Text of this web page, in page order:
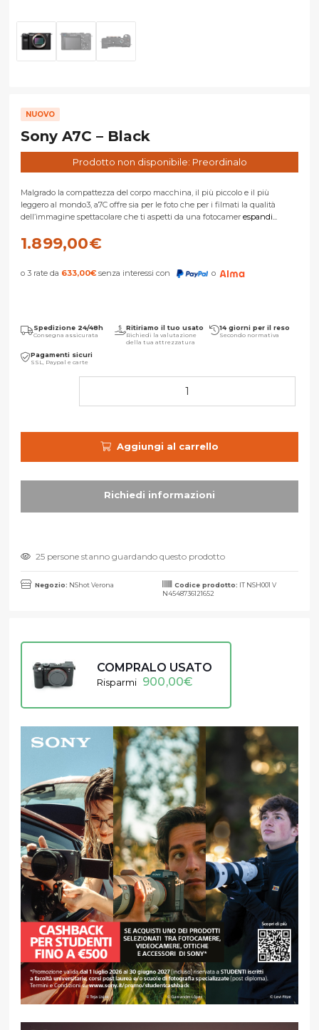
NUOVO
Sony A7C – Black
Prodotto non disponibile: Preordinalo
Malgrado la compattezza del corpo macchina, il più piccolo e il più
leggero al mondo3, a7C offre sia per le foto che per i filmati la qualità
dell’immagine spettacolare che ti aspetti da una fotocamer espandi...
1.899,00€
o 3 rate da 633,00€ senza interessi con o
Spedizione 24/48h
Consegna assicurata
Ritiriamo il tuo usato
Richiedi la valutazione
della tua attrezzatura
14 giorni per il reso
Secondo normativa
Pagamenti sicuri
SSL, Paypal e carte
Aggiungi al carrello
25 persone stanno guardando questo prodotto
Negozio: NShot Verona Codice prodotto: IT NSH001 V
N4548736121652
COMPRALO USATO
Risparmi 900,00€